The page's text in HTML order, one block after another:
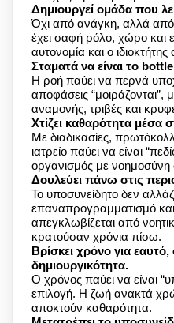
Δημιουργεί ομάδα που
Όχι από ανάγκη, αλλά
έχει σαφή ρόλο, χώρο και
αυτονομία και ο
Σταματά να είναι το
Η ροή παύει να περνά
αποφάσεις “μοιράζονται”,
αναμονής, τριβές και
Χτίζει καθαρότητα μέσα
Με διαδικασίες,
ιατρείο παύει να είναι
οργανισμός με νοημοσύνη
Δουλεύει πάνω στις
Το υποσυνείδητο δεν
επαναπρογραμματισμό και
απεγκλωβίζεται από
κρατούσαν χρόνια πίσω.
Βρίσκει χρόνο για εαυτό,
δημιουργικότητα.
Ο χρόνος παύει να είναι
επιλογή. Η ζωή ανακτά
αποκτούν καθαρότητα.